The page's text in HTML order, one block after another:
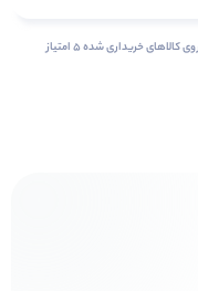
شمـا هـم دربـاره ایـن کــالا دیــدگاه ثبــت کنید، بــا ثبــت‌دیـدگاه بر روی کالاهای خریداری شده ۵ امتیاز